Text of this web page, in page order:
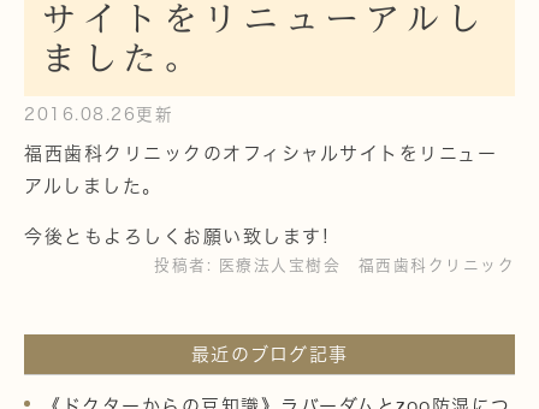
サイトをリニューアルし
ました。
2016.08.26更新
福西歯科クリニックのオフィシャルサイトをリニュー
アルしました。
今後ともよろしくお願い致します!
投稿者: 医療法人宝樹会 福西歯科クリニック
最近のブログ記事